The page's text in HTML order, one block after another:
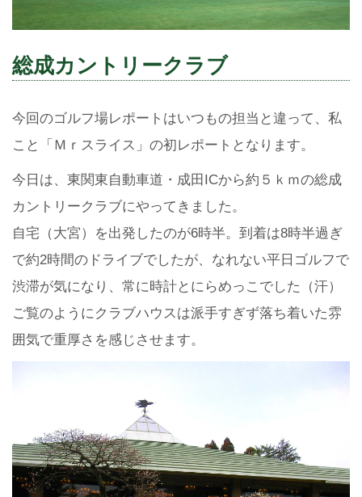
総成カントリークラブ
今回のゴルフ場レポートはいつもの担当と違って、私
こと「Ｍｒスライス」の初レポートとなります。
今日は、東関東自動車道・成田ICから約５ｋｍの総成
カントリークラブにやってきました。
自宅（大宮）を出発したのが6時半。到着は8時半過ぎ
で約2時間のドライブでしたが、なれない平日ゴルフで
渋滞が気になり、常に時計とにらめっこでした（汗）
ご覧のようにクラブハウスは派手すぎず落ち着いた雰
囲気で重厚さを感じさせます。